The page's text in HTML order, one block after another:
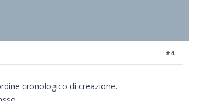
#4
cronologico di creazione.